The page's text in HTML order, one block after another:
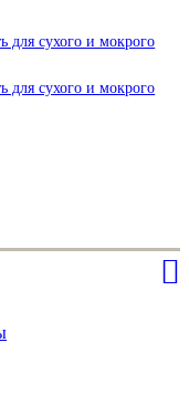
для сухого и мокрого
для сухого и мокрого